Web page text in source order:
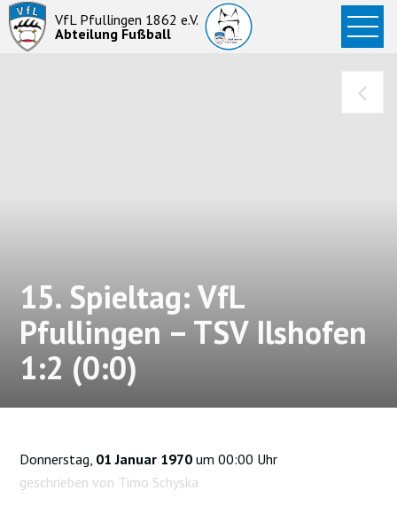
VfL Pfullingen 1862 e.V.
Abteilung Fußball
Startseite
News
15. Spieltag: VfL
Pfullingen – TSV Ilshofen
1:2 (0:0)
Donnerstag, 01 Januar 1970 um 00:00 Uhr
geschrieben von Timo Schyska